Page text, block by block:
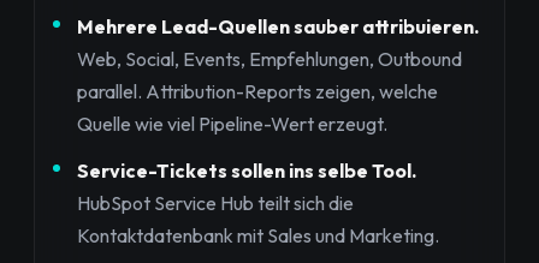
Mehrere Lead-Quellen sauber attribuieren.
Web, Social, Events, Empfehlungen, Outbound
parallel. Attribution-Reports zeigen, welche
Quelle wie viel Pipeline-Wert erzeugt.
Service-Tickets sollen ins selbe Tool.
HubSpot Service Hub teilt sich die
Kontaktdatenbank mit Sales und Marketing.